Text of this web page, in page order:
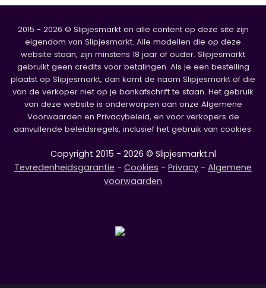
2015 - 2026 © Slipjesmarkt en alle content op deze site zijn
eigendom van Slipjesmarkt. Alle modellen die op deze
website staan, zijn minstens 18 jaar of ouder. Slipjesmarkt
gebruikt geen credits voor betalingen. Als je een bestelling
plaatst op Slipjesmarkt, dan komt de naam Slipjesmarkt of die
van de verkoper niet op je bankafschrift te staan. Het gebruik
van deze website is onderworpen aan onze Algemene
Voorwaarden en Privacybeleid, en voor verkopers de
aanvullende beleidsregels, inclusief het gebruik van cookies.
Copyright 2015 - 2026 © Slipjesmarkt.nl
Tevredenheidsgarantie - Cookies - Privacy - Algemene
voorwaarden